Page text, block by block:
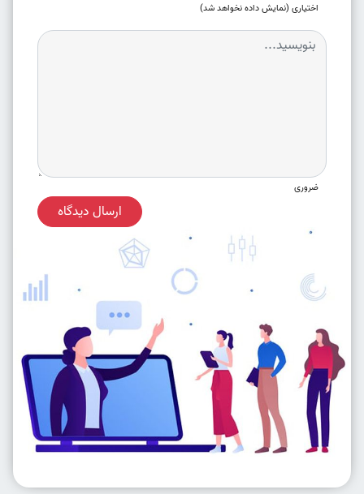
اختیاری (نمایش داده نخواهد شد)
ضروری
ارسال دیدگاه